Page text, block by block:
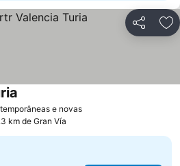
Partilhar
e novas
km de Gran Vía